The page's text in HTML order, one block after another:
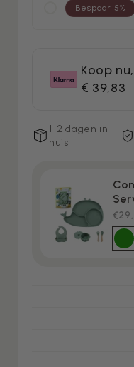
2 MultiSeat
Bespaar 5%
Koop
€ 39,83
1-2 dagen in
huis